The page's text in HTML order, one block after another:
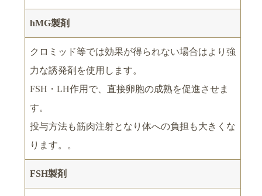
hMG製剤
クロミッド等では効果が得られない場合はより強
力な誘発剤を使用します。
FSH・LH作用で、直接卵胞の成熟を促進させま
す。
投与方法も筋肉注射となり体への負担も大きくな
ります。。
FSH製剤